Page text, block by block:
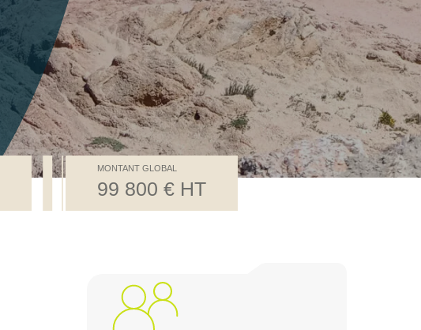
MONTANT GLOBAL
99 800 € HT